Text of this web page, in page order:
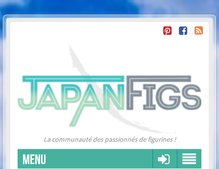
La communauté des passionnés de figurines !
MENU